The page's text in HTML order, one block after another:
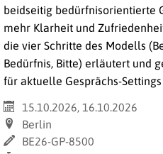
beidseitig bedürfnisorientierte
mehr Klarheit und
die vier Schritte des Modells
Bedürfnis, Bitte) erläutert und
für aktuelle Gesprächs-
15.10.2026, 16.10.2026
Berlin
BE26-GP-8500